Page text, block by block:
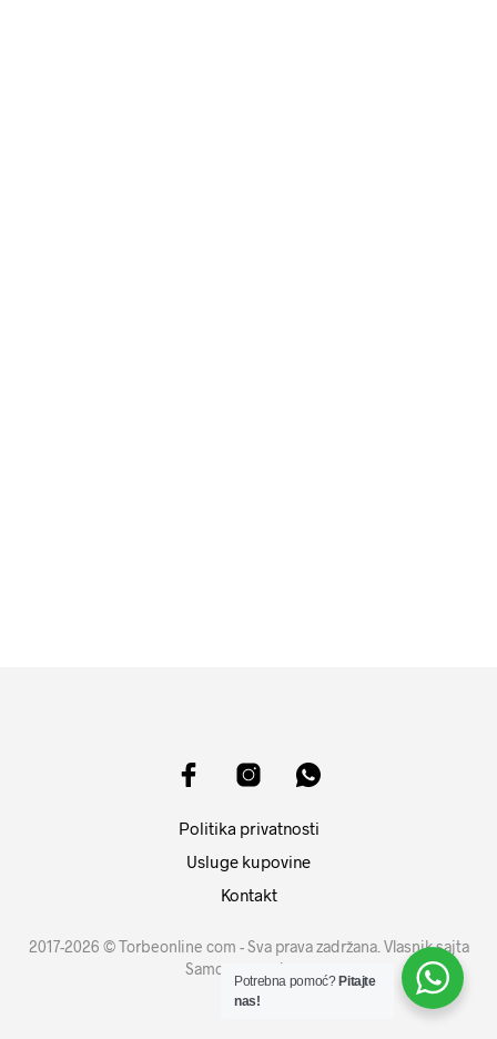
Politika privatnosti
Usluge kupovine
Kontakt
2017-2026 © Torbeonline com - Sva prava zadržana. Vlasnik sajta
Samouprava d.o.o.
Potrebna pomoć? Pitajte
nas!